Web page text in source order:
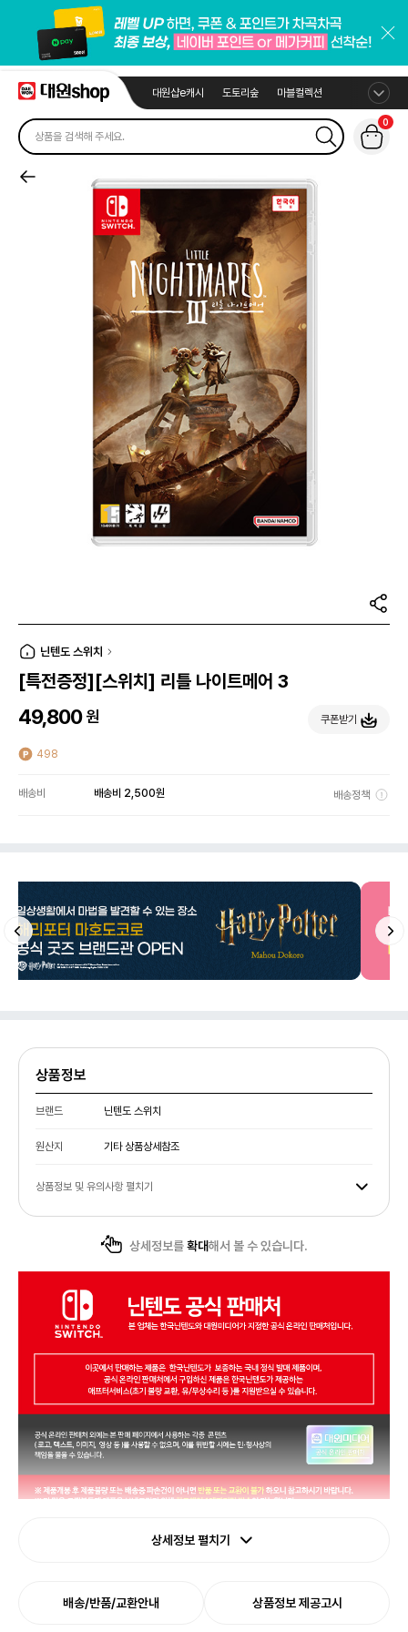
대원샵e캐시 도토리숲 마블컬렉션
0
닌텐도 스위치
[특전증정][스위치] 리틀 나이트메어 3
49,800원 쿠폰받기
498
배송비 배송비 2,500원 배송정책
상품정보
브랜드 닌텐도 스위치
원산지 기타 상품상세참조
상품정보 및 유의사항 펼치기
상세정보를확대해서 볼 수 있습니다.
상세정보 펼치기
배송/반품/교환안내 상품정보 제공고시